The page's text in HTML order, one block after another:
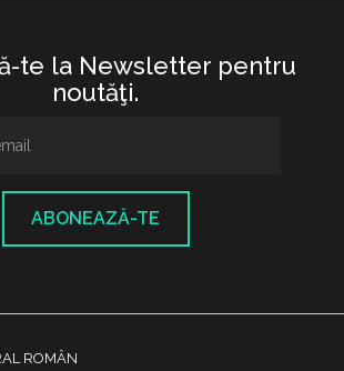
te la Newsletter pentru
noutăţi.
ABONEAZĂ-TE
ROMÂN